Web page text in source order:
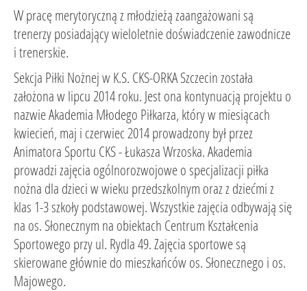
W pracę merytoryczną z młodzieżą zaangażowani są
trenerzy posiadający wieloletnie doświadczenie zawodnicze
i trenerskie.
Sekcja Piłki Nożnej w K.S. CKS-ORKA Szczecin została
założona w lipcu 2014 roku. Jest ona kontynuacją projektu o
nazwie Akademia Młodego Piłkarza, który w miesiącach
kwiecień, maj i czerwiec 2014 prowadzony był przez
Animatora Sportu CKS - Łukasza Wrzoska. Akademia
prowadzi zajęcia ogólnorozwojowe o specjalizacji piłka
nożna dla dzieci w wieku przedszkolnym oraz z dziećmi z
klas 1-3 szkoły podstawowej. Wszystkie zajęcia odbywają się
na os. Słonecznym na obiektach Centrum Kształcenia
Sportowego przy ul. Rydla 49. Zajęcia sportowe są
skierowane głównie do mieszkańców os. Słonecznego i os.
Majowego.